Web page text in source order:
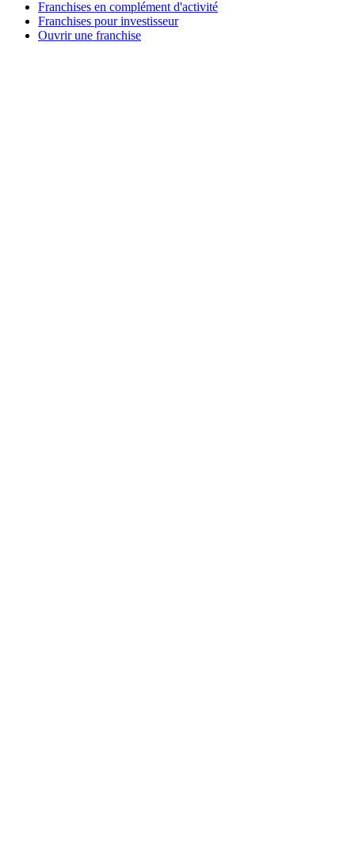
Franchises en complément d'activité
Franchises pour investisseur
Ouvrir une franchise